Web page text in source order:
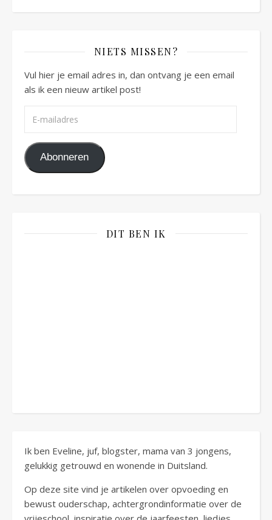
NIETS MISSEN?
Vul hier je email adres in, dan ontvang je een email
als ik een nieuw artikel post!
Abonneren
DIT BEN IK
Ik ben Eveline, juf, blogster, mama van 3 jongens,
gelukkig getrouwd en wonende in Duitsland.
Op deze site vind je artikelen over opvoeding en
bewust ouderschap, achtergrondinformatie over de